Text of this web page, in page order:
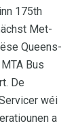
175th
Met-
Queens-
Bus
De
wéi
a